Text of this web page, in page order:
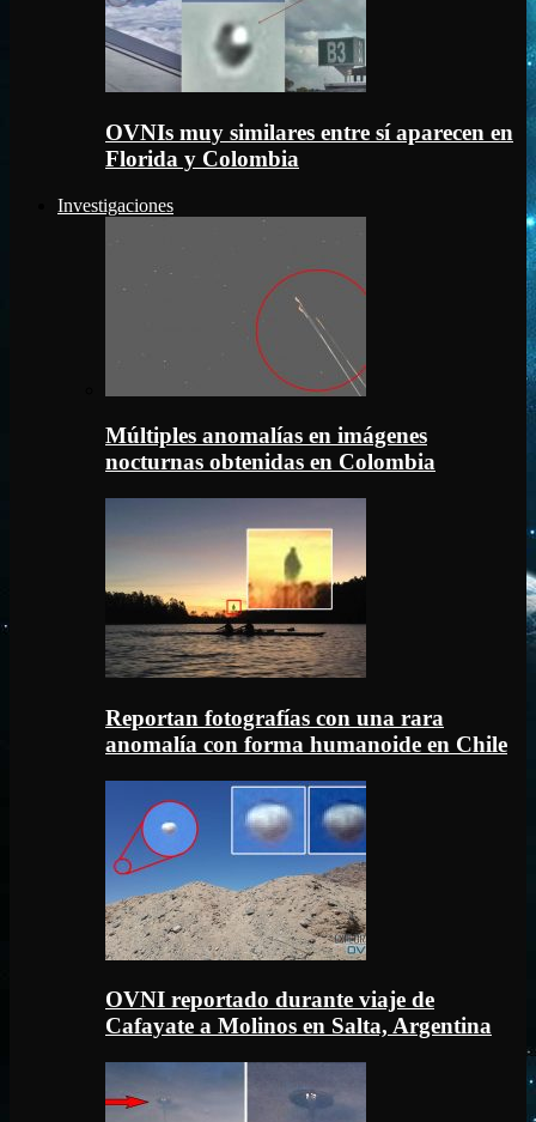
OVNIs muy similares entre sí aparecen en
Florida y Colombia
Investigaciones
Múltiples anomalías en imágenes
nocturnas obtenidas en Colombia
Reportan fotografías con una rara
anomalía con forma humanoide en Chile
OVNI reportado durante viaje de
Cafayate a Molinos en Salta, Argentina